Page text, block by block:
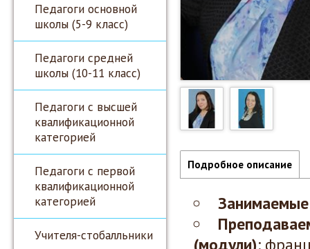
Педагоги основной
школы (5-9 класс)
Педагоги средней
школы (10-11 класс)
Педагоги с высшей
квалификационной
категорией
Педагоги с первой
квалификационной
категорией
Учителя-стобалльники
Подробное описание
(модули):